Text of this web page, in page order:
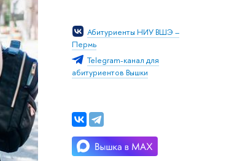
Абитуриенты НИУ ВШЭ –
Пермь
Telegram-канал для
абитуриентов Вышки